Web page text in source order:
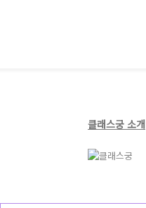
클래스궁 소개